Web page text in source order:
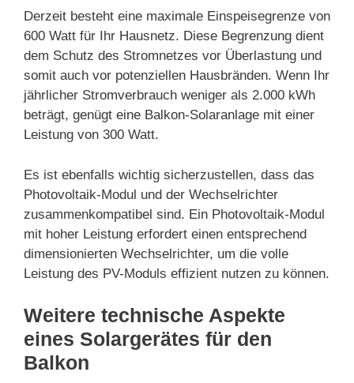
Derzeit besteht eine maximale Einspeisegrenze von
600 Watt für Ihr Hausnetz. Diese Begrenzung dient
dem Schutz des Stromnetzes vor Überlastung und
somit auch vor potenziellen Hausbränden. Wenn Ihr
jährlicher Stromverbrauch weniger als 2.000 kWh
beträgt, genügt eine Balkon-Solaranlage mit einer
Leistung von 300 Watt.
Es ist ebenfalls wichtig sicherzustellen, dass das
Photovoltaik-Modul und der Wechselrichter
zusammenkompatibel sind. Ein Photovoltaik-Modul
mit hoher Leistung erfordert einen entsprechend
dimensionierten Wechselrichter, um die volle
Leistung des PV-Moduls effizient nutzen zu können.
Weitere technische Aspekte
eines Solargerätes für den
Balkon